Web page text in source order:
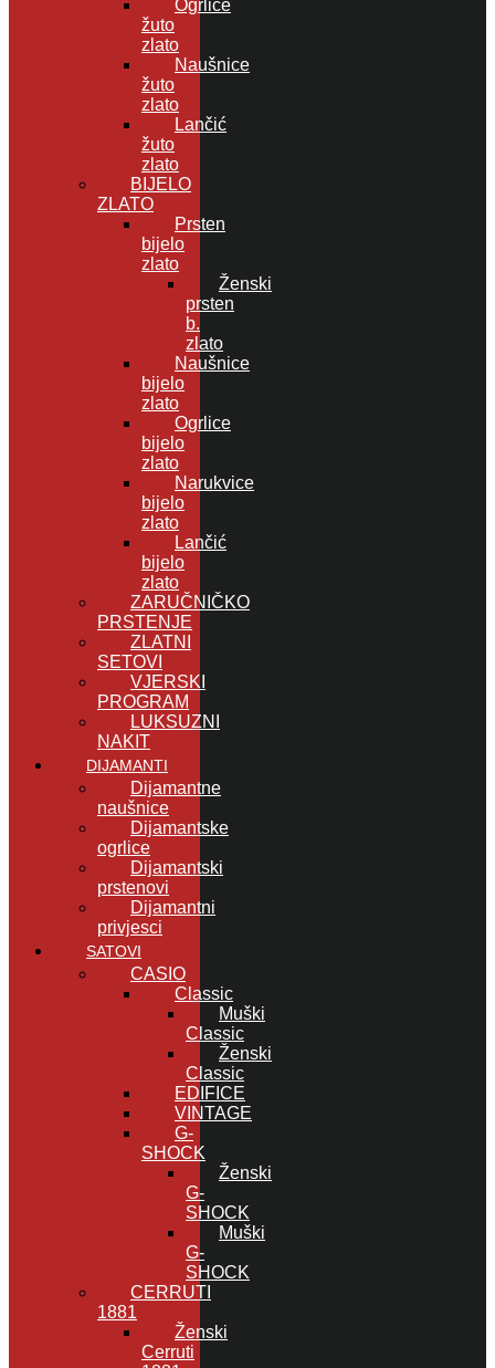
Ogrlice
žuto
zlato
Naušnice
žuto
zlato
Lančić
žuto
zlato
BIJELO
ZLATO
Prsten
bijelo
zlato
Ženski
prsten
b.
zlato
Naušnice
bijelo
zlato
Ogrlice
bijelo
zlato
Narukvice
bijelo
zlato
Lančić
bijelo
zlato
ZARUČNIČKO
PRSTENJE
ZLATNI
SETOVI
VJERSKI
PROGRAM
LUKSUZNI
NAKIT
DIJAMANTI
Dijamantne
naušnice
Dijamantske
ogrlice
Dijamantski
prstenovi
Dijamantni
privjesci
SATOVI
CASIO
Classic
Muški
Classic
Ženski
Classic
EDIFICE
VINTAGE
G-
SHOCK
Ženski
G-
SHOCK
Muški
G-
SHOCK
CERRUTI
1881
Ženski
Cerruti